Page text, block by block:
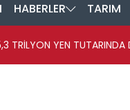
HABERLER TARIM
TRİLYON YEN